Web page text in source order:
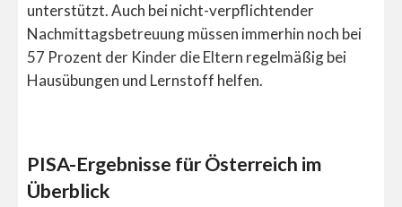
unterstützt. Auch bei nicht-verpflichtender
Nachmittagsbetreuung müssen immerhin noch bei
57 Prozent der Kinder die Eltern regelmäßig bei
Hausübungen und Lernstoff helfen.
PISA-Ergebnisse für Österreich im
Überblick